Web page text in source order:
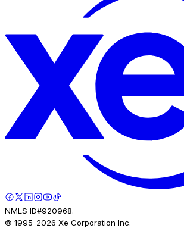
NMLS ID#920968.
© 1995-2026 Xe Corporation Inc.